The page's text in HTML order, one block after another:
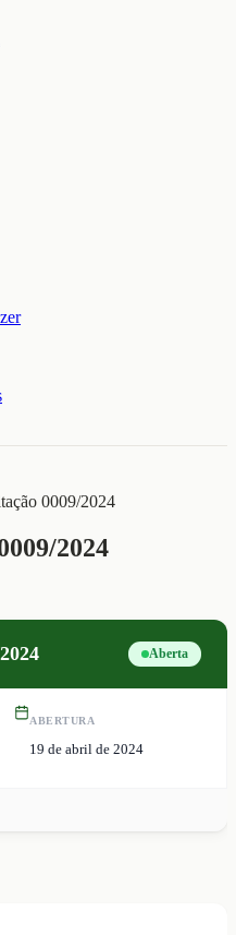
0009/2024
2024
Aberta
ABERTURA
19 de abril de 2024